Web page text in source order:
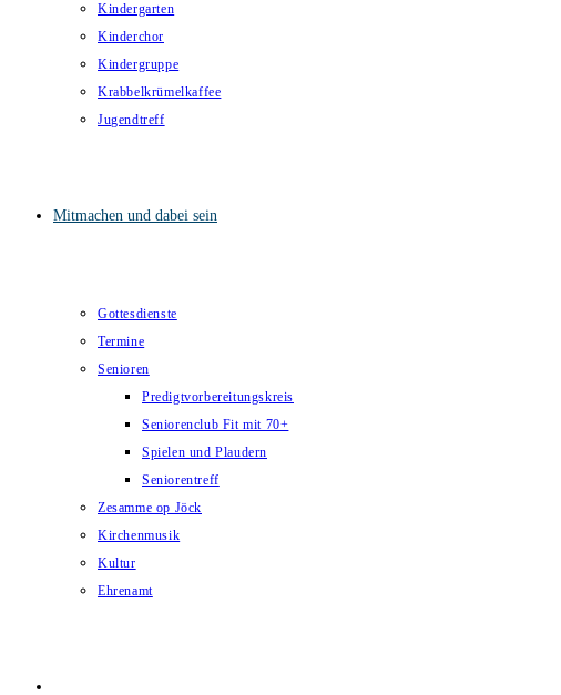
Kindergarten
Kinderchor
Kindergruppe
Krabbelkrümelkaffee
Jugendtreff
Mitmachen und dabei sein
Gottesdienste
Termine
Senioren
Predigtvorbereitungskreis
Seniorenclub Fit mit 70+
Spielen und Plaudern
Seniorentreff
Zesamme op Jöck
Kirchenmusik
Kultur
Ehrenamt